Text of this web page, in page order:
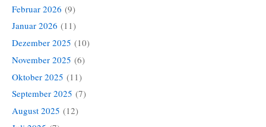
Februar 2026 (9)
Januar 2026 (11)
Dezember 2025 (10)
November 2025 (6)
Oktober 2025 (11)
September 2025 (7)
August 2025 (12)